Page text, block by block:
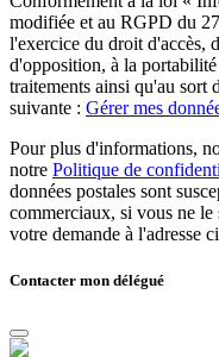
modifiée et au RGPD du
l'exercice du droit d'accès,
d'opposition, à la
traitements ainsi qu'au sort
suivante : Gérer mes
Pour plus d'informations,
notre Politique de
données postales sont
commerciaux, si vous ne le
votre demande à l'adresse
Contacter mon délégué